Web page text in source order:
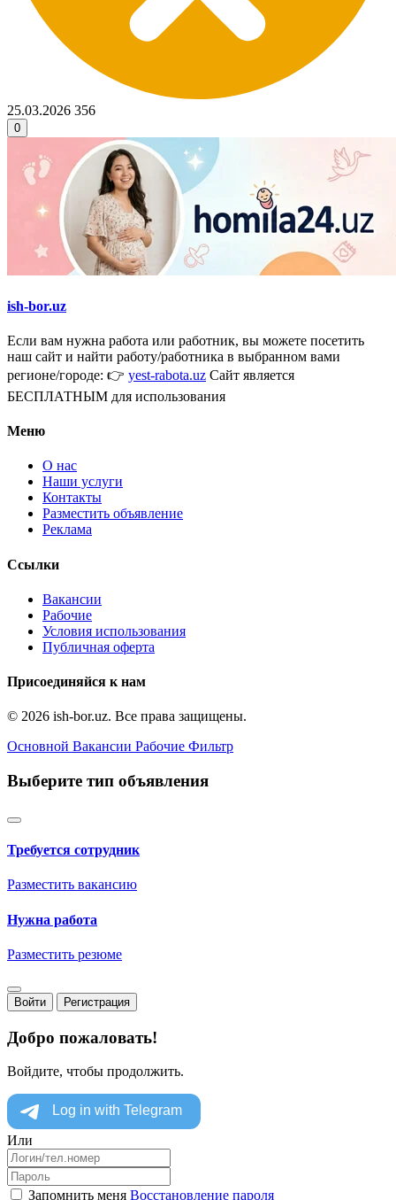
25.03.2026 356
0
ish-bor.uz
Если вам нужна работа или работник, вы можете посетить
наш сайт и найти работу/работника в выбранном вами
регионе/городе: 👉 yest-rabota.uz Сайт является
БЕСПЛАТНЫМ для использования
Меню
О нас
Наши услуги
Контакты
Разместить объявление
Реклама
Ссылки
Вакансии
Рабочие
Условия использования
Публичная оферта
Присоединяйся к нам
© 2026 ish-bor.uz. Все права защищены.
Основной Вакансии Рабочие Фильтр
Выберите тип объявления
Требуется сотрудник
Разместить вакансию
Нужна работа
Разместить резюме
Войти Регистрация
Добро пожаловать!
Войдите, чтобы продолжить.
Или
Запомнить меня Восстановление пароля